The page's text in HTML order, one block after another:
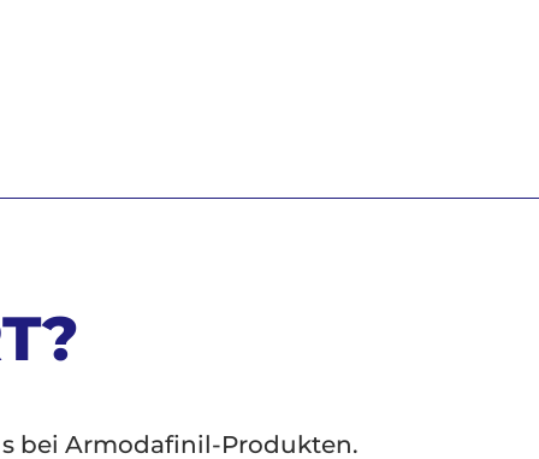
bei Armodafinil-Produkten.